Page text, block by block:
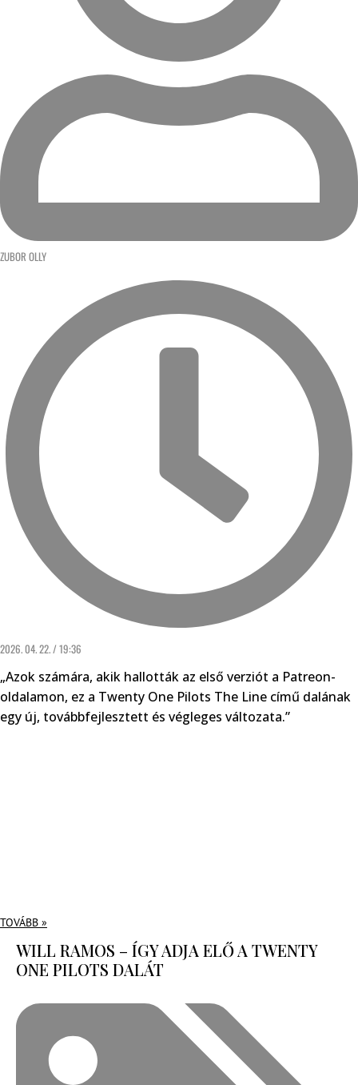
ZUBOR OLLY
2026. 04. 22. / 19:36
„Azok számára, akik hallották az első verziót a Patreon-
oldalamon, ez a Twenty One Pilots The Line című dalának
egy új, továbbfejlesztett és végleges változata.”
TOVÁBB »
WILL RAMOS – ÍGY ADJA ELŐ A TWENTY
ONE PILOTS DALÁT